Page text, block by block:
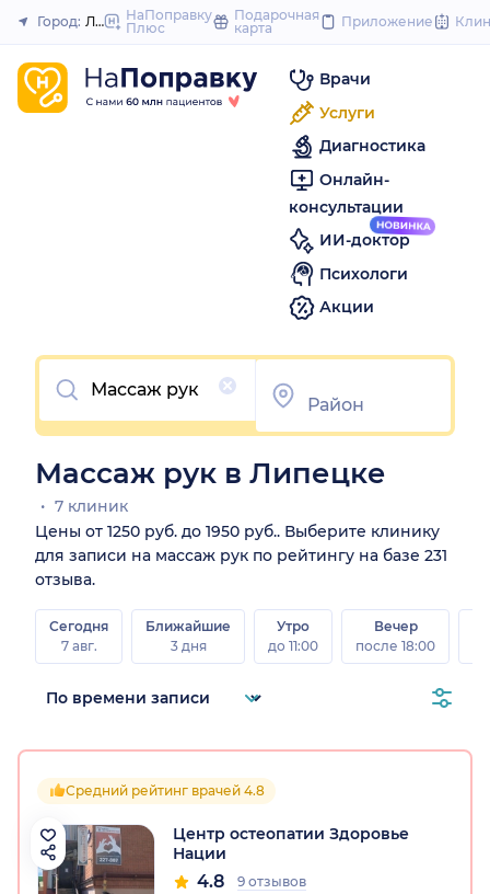
to
Закрыть
Город: ЛипецкНаПоправку
Плюс
Подарочная
карта
Приложение
Врачи
Услуги
Диагностика
Онлайн-
консультации
ИИ-доктор
Психологи
Акции
Очистить
Массаж рук в Липецке
7 клиник
Цены от 1250 руб. до 1950 руб.. Выберите клинику
для записи на массаж рук по рейтингу на базе 231
отзыва.
Сегодня
7 авг.
Ближайшие
3 дня
Утро
до 11:00
Вечер
после 18:00
Средний рейтинг врачей 4.8
Центр остеопатии Здоровье
Нации
4.8 9 отзывов